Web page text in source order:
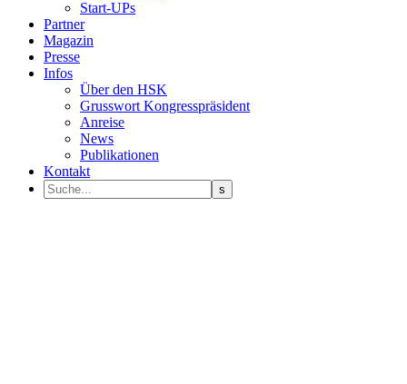
Start-UPs
Partner
Magazin
Presse
Infos
Über den HSK
Grusswort Kongresspräsident
Anreise
News
Publikationen
Kontakt